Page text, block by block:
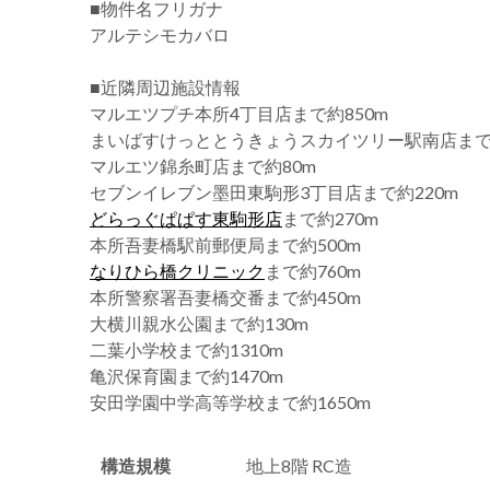
■物件名フリガナ
アルテシモカバロ
■近隣周辺施設情報
マルエツプチ本所4丁目店まで約850m
まいばすけっととうきょうスカイツリー駅南店ま
マルエツ錦糸町店まで約80m
セブンイレブン墨田東駒形3丁目店まで約220m
どらっぐぱぱす東駒形店まで約270m
本所吾妻橋駅前郵便局まで約500m
なりひら橋クリニック まで約760m
本所警察署吾妻橋交番まで約450m
大横川親水公園まで約130m
二葉小学校まで約1310m
亀沢保育園まで約1470m
安田学園中学高等学校まで約1650m
構造規模 地上8階 RC造